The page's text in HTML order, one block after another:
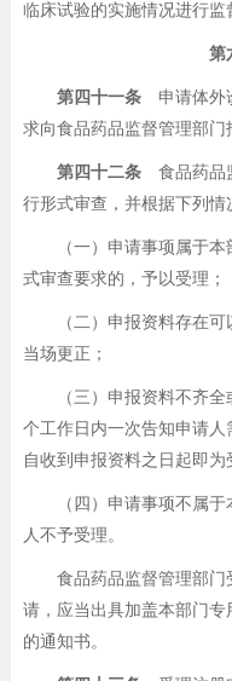
临床试验的实施情况进行监
第
第四十一条申请体外
求向食品药品监督管理部门
第四十二条食品药品
行形式审查，并根据下列情
（一）申请事项属于本
式审查要求的，予以受理；
（二）申报资料存在可
当场更正；
（三）申报资料不齐全
个工作日内一次告知申请人
自收到申报资料之日起即为
（四）申请事项不属于
人不予受理。
食品药品监督管理部门
请，应当出具加盖本部门
的通知书。